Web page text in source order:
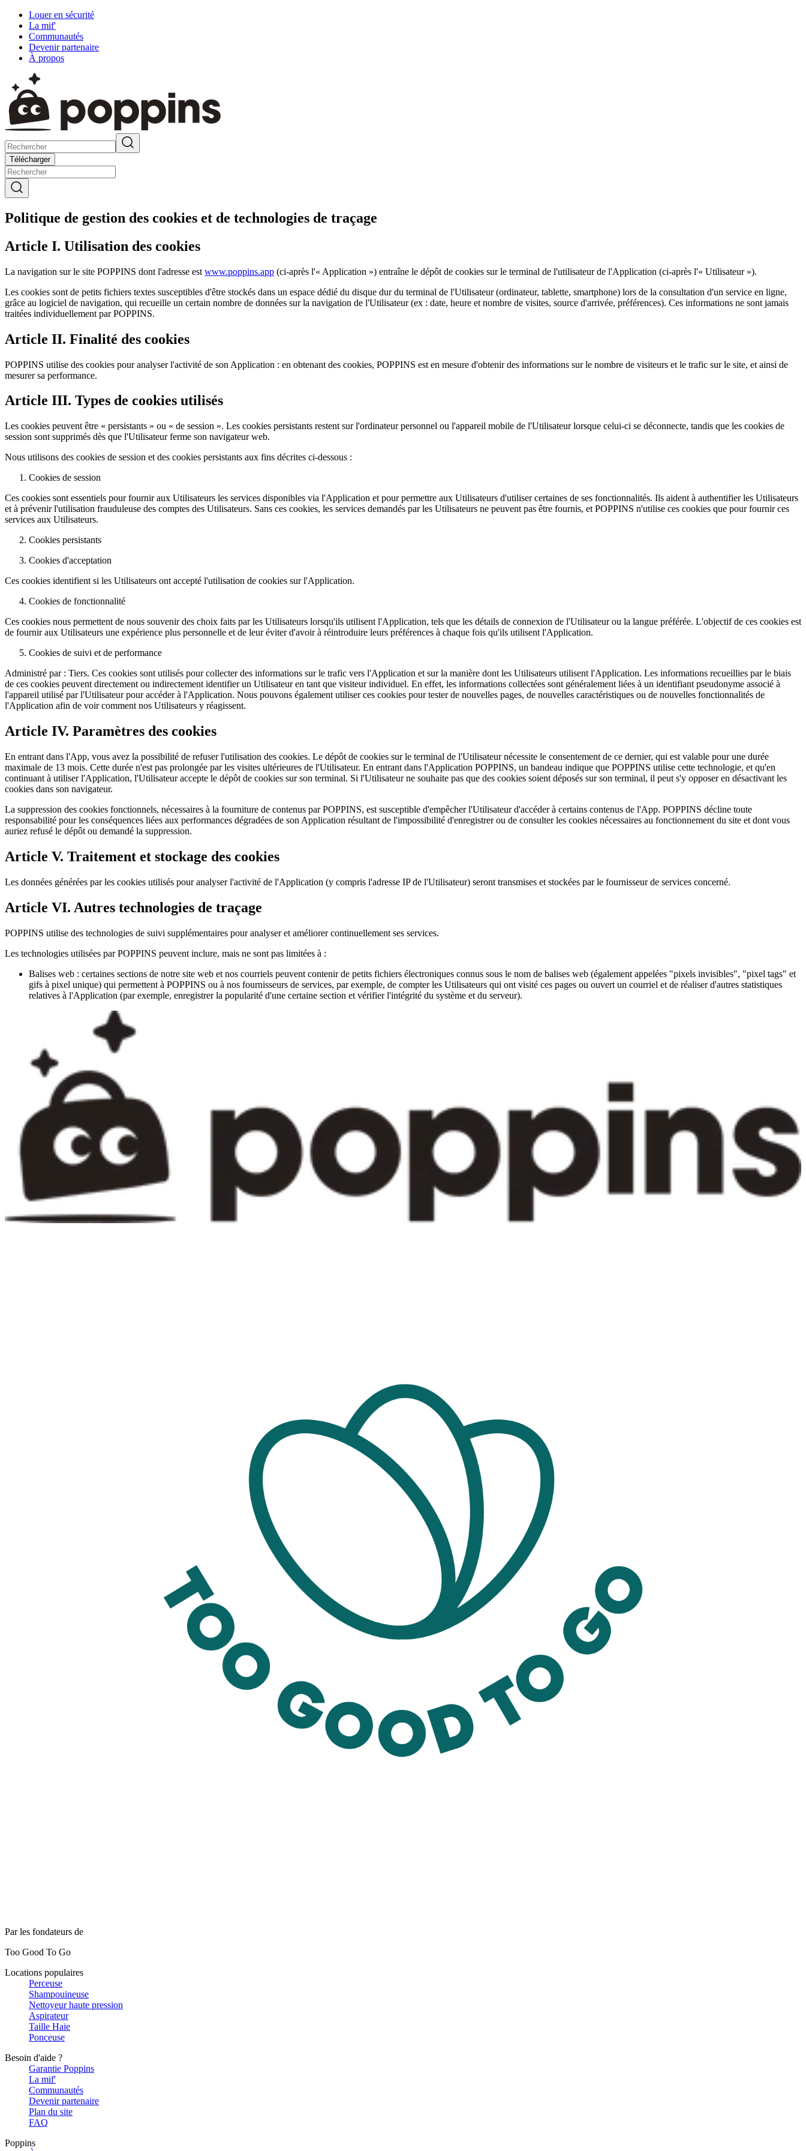
Louer en sécurité
La mif'
Communautés
Devenir partenaire
À propos
Télécharger
Politique de gestion des cookies et de technologies de traçage
Article I. Utilisation des cookies
La navigation sur le site POPPINS dont l'adresse est www.poppins.app (ci-après l'« Application ») entraîne le dépôt de cookies sur le terminal de l'utilisateur de l'Application (ci-après l'« Utilisateur »).
Les cookies sont de petits fichiers textes susceptibles d'être stockés dans un espace dédié du disque dur du terminal de l'Utilisateur (ordinateur, tablette, smartphone) lors de la consultation d'un service en ligne,
grâce au logiciel de navigation, qui recueille un certain nombre de données sur la navigation de l'Utilisateur (ex : date, heure et nombre de visites, source d'arrivée, préférences). Ces informations ne sont jamais
traitées individuellement par POPPINS.
Article II. Finalité des cookies
POPPINS utilise des cookies pour analyser l'activité de son Application : en obtenant des cookies, POPPINS est en mesure d'obtenir des informations sur le nombre de visiteurs et le trafic sur le site, et ainsi de
mesurer sa performance.
Article III. Types de cookies utilisés
Les cookies peuvent être « persistants » ou « de session ». Les cookies persistants restent sur l'ordinateur personnel ou l'appareil mobile de l'Utilisateur lorsque celui-ci se déconnecte, tandis que les cookies de
session sont supprimés dès que l'Utilisateur ferme son navigateur web.
Nous utilisons des cookies de session et des cookies persistants aux fins décrites ci-dessous :
Cookies de session
Ces cookies sont essentiels pour fournir aux Utilisateurs les services disponibles via l'Application et pour permettre aux Utilisateurs d'utiliser certaines de ses fonctionnalités. Ils aident à authentifier les Utilisateurs
et à prévenir l'utilisation frauduleuse des comptes des Utilisateurs. Sans ces cookies, les services demandés par les Utilisateurs ne peuvent pas être fournis, et POPPINS n'utilise ces cookies que pour fournir ces
services aux Utilisateurs.
Cookies persistants
Cookies d'acceptation
Ces cookies identifient si les Utilisateurs ont accepté l'utilisation de cookies sur l'Application.
Cookies de fonctionnalité
Ces cookies nous permettent de nous souvenir des choix faits par les Utilisateurs lorsqu'ils utilisent l'Application, tels que les détails de connexion de l'Utilisateur ou la langue préférée. L'objectif de ces cookies est
de fournir aux Utilisateurs une expérience plus personnelle et de leur éviter d'avoir à réintroduire leurs préférences à chaque fois qu'ils utilisent l'Application.
Cookies de suivi et de performance
Administré par : Tiers. Ces cookies sont utilisés pour collecter des informations sur le trafic vers l'Application et sur la manière dont les Utilisateurs utilisent l'Application. Les informations recueillies par le biais
de ces cookies peuvent directement ou indirectement identifier un Utilisateur en tant que visiteur individuel. En effet, les informations collectées sont généralement liées à un identifiant pseudonyme associé à
l'appareil utilisé par l'Utilisateur pour accéder à l'Application. Nous pouvons également utiliser ces cookies pour tester de nouvelles pages, de nouvelles caractéristiques ou de nouvelles fonctionnalités de
l'Application afin de voir comment nos Utilisateurs y réagissent.
Article IV. Paramètres des cookies
En entrant dans l'App, vous avez la possibilité de refuser l'utilisation des cookies. Le dépôt de cookies sur le terminal de l'Utilisateur nécessite le consentement de ce dernier, qui est valable pour une durée
maximale de 13 mois. Cette durée n'est pas prolongée par les visites ultérieures de l'Utilisateur. En entrant dans l'Application POPPINS, un bandeau indique que POPPINS utilise cette technologie, et qu'en
continuant à utiliser l'Application, l'Utilisateur accepte le dépôt de cookies sur son terminal. Si l'Utilisateur ne souhaite pas que des cookies soient déposés sur son terminal, il peut s'y opposer en désactivant les
cookies dans son navigateur.
La suppression des cookies fonctionnels, nécessaires à la fourniture de contenus par POPPINS, est susceptible d'empêcher l'Utilisateur d'accéder à certains contenus de l'App. POPPINS décline toute
responsabilité pour les conséquences liées aux performances dégradées de son Application résultant de l'impossibilité d'enregistrer ou de consulter les cookies nécessaires au fonctionnement du site et dont vous
auriez refusé le dépôt ou demandé la suppression.
Article V. Traitement et stockage des cookies
Les données générées par les cookies utilisés pour analyser l'activité de l'Application (y compris l'adresse IP de l'Utilisateur) seront transmises et stockées par le fournisseur de services concerné.
Article VI. Autres technologies de traçage
POPPINS utilise des technologies de suivi supplémentaires pour analyser et améliorer continuellement ses services.
Les technologies utilisées par POPPINS peuvent inclure, mais ne sont pas limitées à :
Balises web : certaines sections de notre site web et nos courriels peuvent contenir de petits fichiers électroniques connus sous le nom de balises web (également appelées "pixels invisibles", "pixel tags" et
gifs à pixel unique) qui permettent à POPPINS ou à nos fournisseurs de services, par exemple, de compter les Utilisateurs qui ont visité ces pages ou ouvert un courriel et de réaliser d'autres statistiques
relatives à l'Application (par exemple, enregistrer la popularité d'une certaine section et vérifier l'intégrité du système et du serveur).
Par les fondateurs de
Too Good To Go
Locations populaires
Perceuse
Shampouineuse
Nettoyeur haute pression
Aspirateur
Taille Haie
Ponceuse
Besoin d'aide ?
Garantie Poppins
La mif'
Communautés
Devenir partenaire
Plan du site
FAQ
Poppins